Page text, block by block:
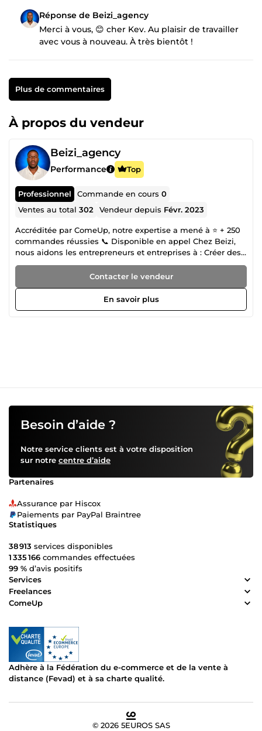
Réponse de Beizi_agency
Merci à vous, 😊 cher Kev. Au plaisir de travailler
avec vous à nouveau. À très bientôt !
Plus de commentaires
À propos du vendeur
Beizi_agency
Performance Top
Professionnel Commande en cours0
Ventes au total302 Vendeur depuis Févr. 2023
Accréditée par ComeUp, notre expertise a mené à ⭐ + 250
commandes réussies 📞 Disponible en appel Chez Beizi,
nous aidons les entrepreneurs et entreprises à : Créer des
visuels impactants (logos, flyers, vidéos, cartes de visite).
Booster leur visibilité grâce à des campagnes Facebook
&amp; Google Ads performantes. Développer une
communication claire, moderne et adaptée à leur
audience. ✨ Plus de 250 projets réalisés 🎯Notre objectif :
Contacter le vendeur
En savoir plus
Besoin d’aide ?
Notre service clients est à votre disposition
sur notre centre d’aide
Partenaires
Assurance par Hiscox
Paiements par PayPal Braintree
Statistiques
38 913 services disponibles
1 335 166 commandes effectuées
99 % d’avis positifs
Services
Freelances
ComeUp
Adhère à la Fédération du e-commerce et de la vente à
distance (Fevad) et à sa charte qualité.
© 2026 5EUROS SAS